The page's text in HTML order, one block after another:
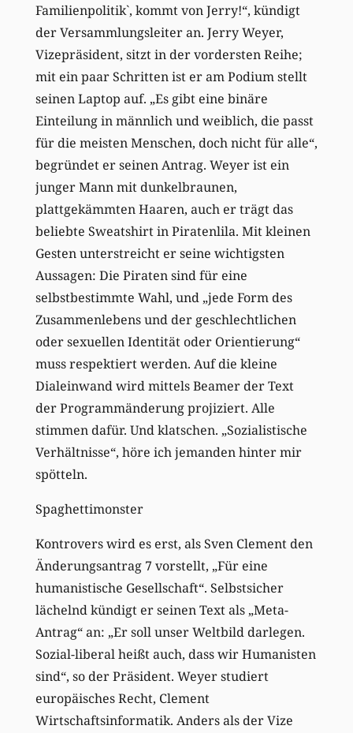
Familienpolitik`, kommt von Jerry!“, kündigt
der Versammlungsleiter an. Jerry Weyer,
Vizepräsident, sitzt in der vordersten Reihe;
mit ein paar Schritten ist er am Podium stellt
seinen Laptop auf. „Es gibt eine binäre
Einteilung in männlich und weiblich, die passt
für die meisten Menschen, doch nicht für alle“,
begründet er seinen Antrag. Weyer ist ein
junger Mann mit dunkelbraunen,
plattgekämmten Haaren, auch er trägt das
beliebte Sweatshirt in Piratenlila. Mit kleinen
Gesten unterstreicht er seine wichtigsten
Aussagen: Die Piraten sind für eine
selbstbestimmte Wahl, und „jede Form des
Zusammenlebens und der geschlechtlichen
oder sexuellen Identität oder Orientierung“
muss respektiert werden. Auf die kleine
Dialeinwand wird mittels Beamer der Text
der Programmänderung projiziert. Alle
stimmen dafür. Und klatschen. „Sozialistische
Verhältnisse“, höre ich jemanden hinter mir
spötteln.
Spaghettimonster
Kontrovers wird es erst, als Sven Clement den
Änderungsantrag 7 vorstellt, „Für eine
humanistische Gesellschaft“. Selbstsicher
lächelnd kündigt er seinen Text als „Meta-
Antrag“ an: „Er soll unser Weltbild darlegen.
Sozial-liberal heißt auch, dass wir Humanisten
sind“, so der Präsident. Weyer studiert
europäisches Recht, Clement
Wirtschaftsinformatik. Anders als der Vize